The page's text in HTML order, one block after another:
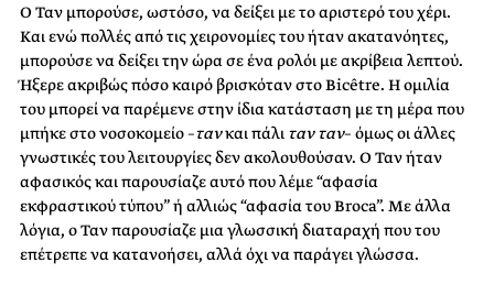
Ο Ταν μπορούσε, ωστόσο, να δείξει με το αριστερό του χέρι.
Και ενώ πολλές από τις χειρονομίες του ήταν ακατανόητες,
μπορούσε να δείξει την ώρα σε ένα ρολόι με ακρίβεια λεπτού.
Ήξερε ακριβώς πόσο καιρό βρισκόταν στο Bicêtre. Η ομιλία
του μπορεί να παρέμενε στην ίδια κατάσταση με τη μέρα που
μπήκε στο νοσοκομείο –τανκαι πάλι ταν ταν– όμως οι άλλες
γνωστικές του λειτουργίες δεν ακολουθούσαν. Ο Ταν ήταν
αφασικός και παρουσίαζε αυτό που λέμε “αφασία
εκφραστικού τύπου” ή αλλιώς “αφασία του Broca”. Με άλλα
λόγια, ο Ταν παρουσίαζε μια γλωσσική διαταραχή που του
επέτρεπε να κατανοήσει, αλλά όχι να παράγει γλώσσα.